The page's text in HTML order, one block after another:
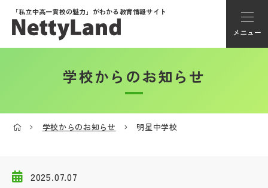
「私立中高一貫校の魅力」がわかる教育情報サイト
メニュー
アカウント登録
学校選び
学校からのお知らせ
学校からのお知らせ 明星中学校
2025.07.07